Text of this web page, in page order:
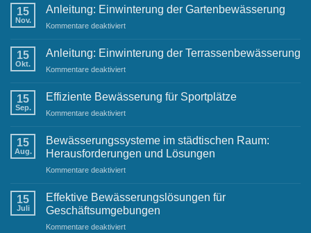
Grüße
Neujahrswünsche
Ihrem
15
Nov.
Anleitung: Einwinterung der Gartenbewässerung
Kommentare deaktiviertfür
Einwinterung
Gartenbewässerung
15
Okt.
Anleitung: Einwinterung der Terrassenbewässerung
Kommentare deaktiviertfür
Einwinterung
Terrassenbewässerung
15
Sep.
Effiziente Bewässerung für Sportplätze
Kommentare deaktiviertfür
Bewässerung
für
Sportplätze
15
Aug.
Bewässerungssysteme im städtischen Raum:
Herausforderungen und Lösungen
Kommentare deaktiviertfür
städtischen
Raum:
Herausforderungen
15
Juli
Effektive Bewässerungslösungen für
Geschäftsumgebungen
Kommentare deaktiviertfür